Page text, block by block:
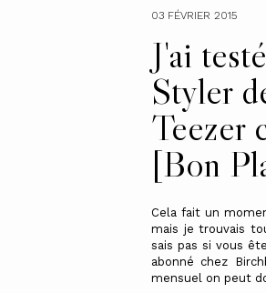
03 FÉVRIER 2015
J'ai
Styler
Teezer
[Bon
Cela fait un
mais je trouvais
sais pas si vous
abonné chez
mensuel on peut